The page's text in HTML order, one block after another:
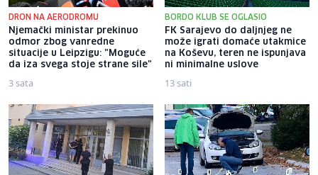
DRON NA AERODROMU
Njemački ministar prekinuo
odmor zbog vanredne
situacije u Leipzigu: "Moguće
da iza svega stoje strane sile"
3 sata
BORDO KLUB SE OGLASIO
FK Sarajevo do daljnjeg ne
može igrati domaće utakmice
na Koševu, teren ne ispunjava
ni minimalne uslove
13 sati